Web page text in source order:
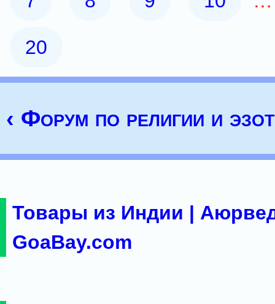
20
‹ Форум по религии и
Товары из Индии |
GoaBay.com